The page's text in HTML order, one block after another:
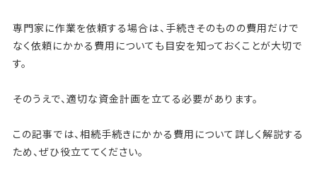
n
a
b
o
e
t
専門家に作業を依頼する場合は、手続きそのものの費用だけで
なく依頼にかかる費用についても目安を知っておくことが大切で
す。
そのうえで、適切な資金計画を立てる必要があります。
この記事では、相続手続きにかかる費用について詳しく解説する
ため、ぜひ役立ててください。